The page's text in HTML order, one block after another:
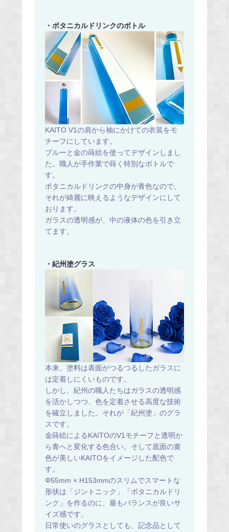
・ボタニカルドリンクのボトル
KAITO V1の肩から袖にかけての衣装をモ
チーフにしています。
ブルーと金の蒔絵を使ってデザインしまし
た。職人が手作業で蒔く特別なボトルで
す。
ボタニカルドリンクの中身が青色なので、
それが綺麗に映えるようなデザインにして
おります。
ガラスの透明感が、中の液体の色を引き立
てます。
・紀州塗グラス
本来、塗料は表面がつるつるしたガラスに
は定着しにくいものです。
しかし、紀州の職人たちはガラスの透明感
を活かしつつ、色を定着させる高度な技術
を確立しました。それが「紀州塗」のグラ
スです。
金蒔絵によるKAITOのV1モチーフと透明か
ら青へと変化する色合い。そして底面の黄
色が美しいKAITOをイメージした配色で
す。
Φ55mm × H153mmのスリムでスマートな
形状は「ジントニック」「ボタニカルドリ
ンク」を作るのに、最もバランスが良いサ
イズ感です。
日常使いのグラスとしても、記念品として